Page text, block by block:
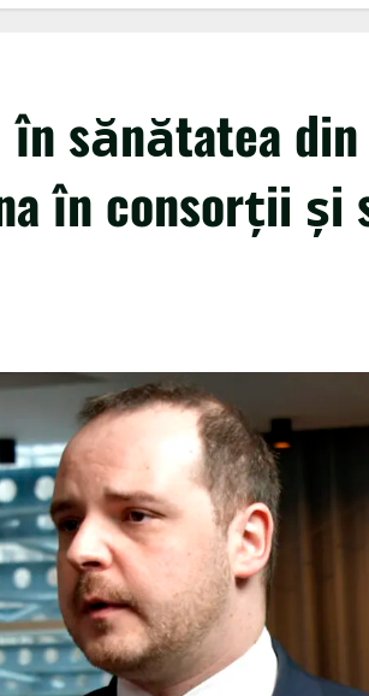
sănătatea din
în consorții și